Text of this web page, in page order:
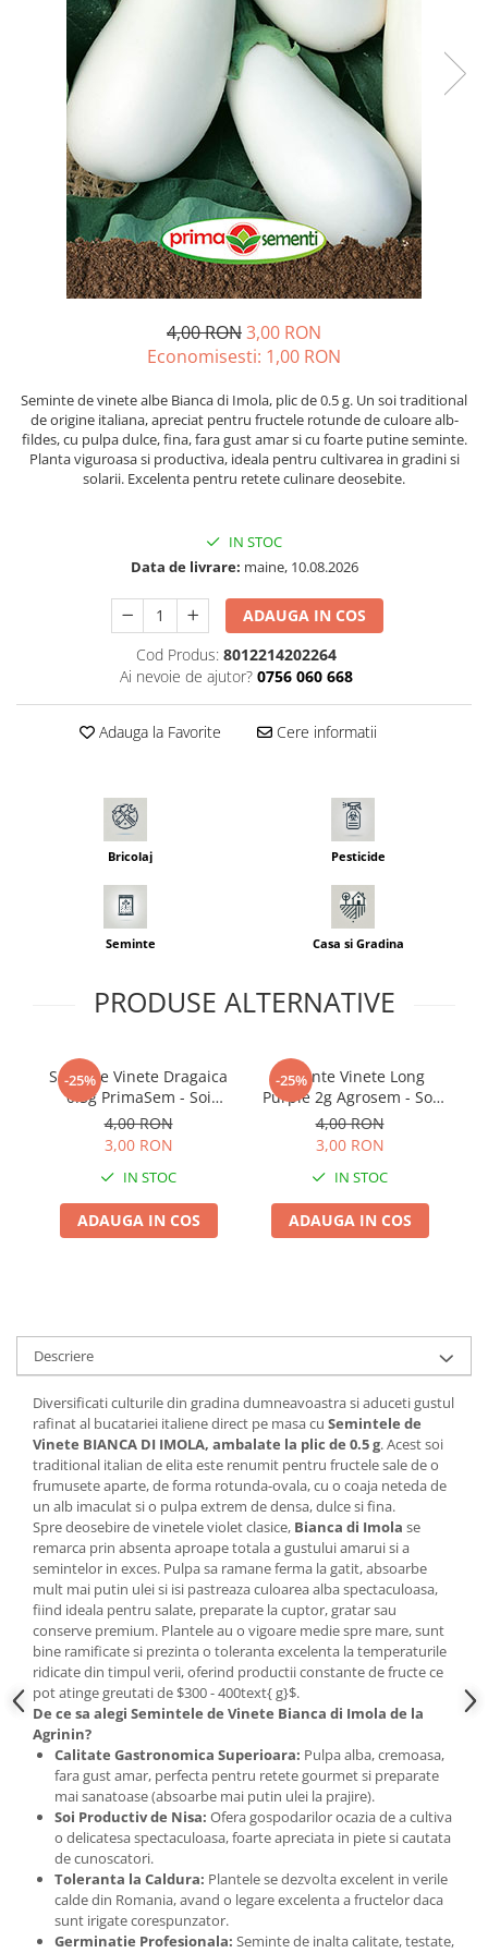
Seminte legume
Plante medicinale
Seminte ardei
Seminte castraveti
Seminte ceapa
Seminte conopida
Seminte de Gulii
Seminte de Leustean
Seminte de Patrunjel
Seminte dovleac decorativ
Seminte fasole
Seminte mazare
Seminte morcovi
Seminte salata
Seminte Vinete
Seminte Legume Profesionale
Seminte pentru germinare
Motofierastrau / Drujba
Pila motofierastrau / drujba
Plantator
Plase plante
Pompa de apa curata/murdara
Pompa de stropit
Raticide
Discuri motocoasa
Feronerie si accesorii
Fierastraie manuale
Fire motocoasa
Flexuri si Polizoare
Gresor / Decalimetru
Hranitoare/ Adapatoare
Lama motofierastrau / drujba
Motocoasa
Motocoasa si consumabile /
Sape/ Cazmale/ Lopeti
Set chei combinate
Surubelnite
4,00 RON3,00 RON
Economisesti: 1,00 RON
Seminte de vinete albe Bianca di Imola, plic de 0.5 g. Un soi traditional
de origine italiana, apreciat pentru fructele rotunde de culoare alb-
fildes, cu pulpa dulce, fina, fara gust amar si cu foarte putine seminte.
Planta viguroasa si productiva, ideala pentru cultivarea in gradini si
solarii. Excelenta pentru retete culinare deosebite.
IN STOC
Data de livrare: maine, 10.08.2026
ADAUGA IN COS
Cod Produs: 8012214202264
Ai nevoie de ajutor? 0756 060 668
Adauga la Favorite Cere informatii
Bricolaj Pesticide
Seminte Casa si Gradina
PRODUSE ALTERNATIVE
-25%
Seminte Vinete Dragaica
0.5g PrimaSem - Soi
Romanesc Traditional
Rezistent si Foarte Gustos
4,00 RON
3,00 RON
IN STOC
ADAUGA IN COS
-25%
Seminte Vinete Long
Purple 2g Agrosem - Soi
Semitimpuriu Fructe
Alungite
4,00 RON
3,00 RON
IN STOC
ADAUGA IN COS
Descriere
Diversificati culturile din gradina dumneavoastra si aduceti gustul
rafinat al bucatariei italiene direct pe masa cu Semintele de
Vinete BIANCA DI IMOLA, ambalate la plic de 0.5 g. Acest soi
traditional italian de elita este renumit pentru fructele sale de o
frumusete aparte, de forma rotunda-ovala, cu o coaja neteda de
un alb imaculat si o pulpa extrem de densa, dulce si fina.
Spre deosebire de vinetele violet clasice, Bianca di Imola se
remarca prin absenta aproape totala a gustului amarui si a
semintelor in exces. Pulpa sa ramane ferma la gatit, absoarbe
mult mai putin ulei si isi pastreaza culoarea alba spectaculoasa,
fiind ideala pentru salate, preparate la cuptor, gratar sau
conserve premium. Plantele au o vigoare medie spre mare, sunt
bine ramificate si prezinta o toleranta excelenta la temperaturile
ridicate din timpul verii, oferind productii constante de fructe ce
pot atinge greutati de $300 - 400text{ g}$.
De ce sa alegi Semintele de Vinete Bianca di Imola de la
Agrinin?
Calitate Gastronomica Superioara: Pulpa alba, cremoasa,
fara gust amar, perfecta pentru retete gourmet si preparate
mai sanatoase (absoarbe mai putin ulei la prajire).
Soi Productiv de Nisa: Ofera gospodarilor ocazia de a cultiva
o delicatesa spectaculoasa, foarte apreciata in piete si cautata
de cunoscatori.
Toleranta la Caldura: Plantele se dezvolta excelent in verile
calde din Romania, avand o legare excelenta a fructelor daca
sunt irigate corespunzator.
Germinatie Profesionala: Seminte de inalta calitate, testate,